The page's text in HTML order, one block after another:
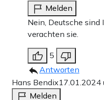
Melden
Nein, Deutsche sind
verachten sie.
5
Antworten
Hans Bendix17.01.2024
Melden